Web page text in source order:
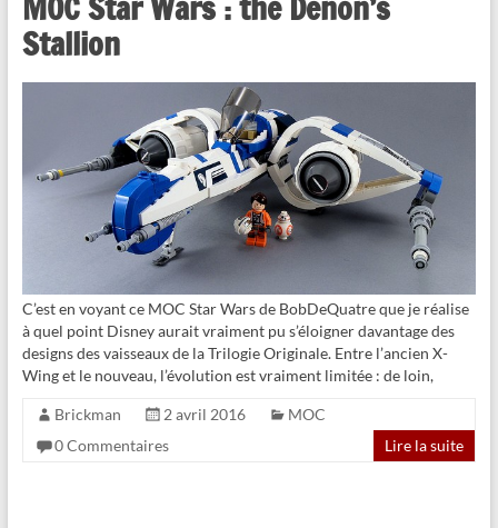
Stallion
C’est en voyant ce MOC Star Wars de BobDeQuatre que je réalise
à quel point Disney aurait vraiment pu s’éloigner davantage des
designs des vaisseaux de la Trilogie Originale. Entre l’ancien X-
Wing et le nouveau, l’évolution est vraiment limitée : de loin,
Brickman 2 avril 2016
MOC
0 Commentaires
Lire la suite